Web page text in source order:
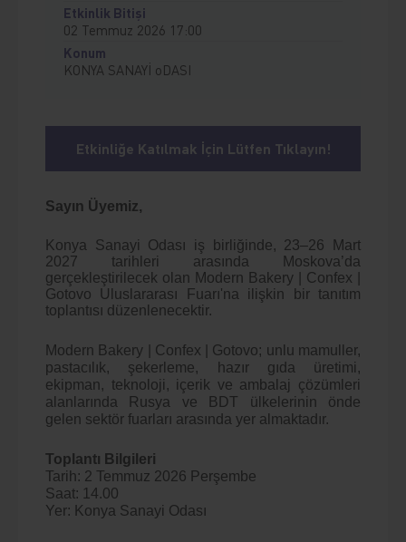
Etkinlik Bitişi
02 Temmuz 2026 17:00
Konum
KONYA SANAYİ oDASI
Etkinliğe Katılmak İçin Lütfen Tıklayın!
Sayın Üyemiz,
Konya Sanayi Odası iş birliğinde, 23–26 Mart
2027 tarihleri arasında Moskova’da
gerçekleştirilecek olan Modern Bakery | Confex |
Gotovo Uluslararası Fuarı'na ilişkin bir tanıtım
toplantısı düzenlenecektir.
Modern Bakery | Confex | Gotovo; unlu mamuller,
pastacılık, şekerleme, hazır gıda üretimi,
ekipman, teknoloji, içerik ve ambalaj çözümleri
alanlarında Rusya ve BDT ülkelerinin önde
gelen sektör fuarları arasında yer almaktadır.
Toplantı Bilgileri
Tarih: 2 Temmuz 2026 Perşembe
Saat: 14.00
Yer: Konya Sanayi Odası